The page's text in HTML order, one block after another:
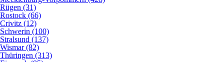
Rügen (31)
Rostock (66)
Crivitz (12)
Schwerin (100)
Stralsund (137)
Wismar (82)
Thüringen (313)